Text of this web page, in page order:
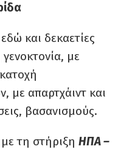
και δεκαετίες
με
με απαρτχάιντ και
βασανισμούς.
τη στήριξη ΗΠΑ –